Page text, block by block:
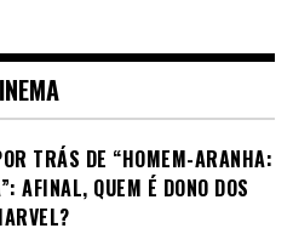
TRÁS DE “HOMEM-ARANHA:
AFINAL, QUEM É DONO DOS